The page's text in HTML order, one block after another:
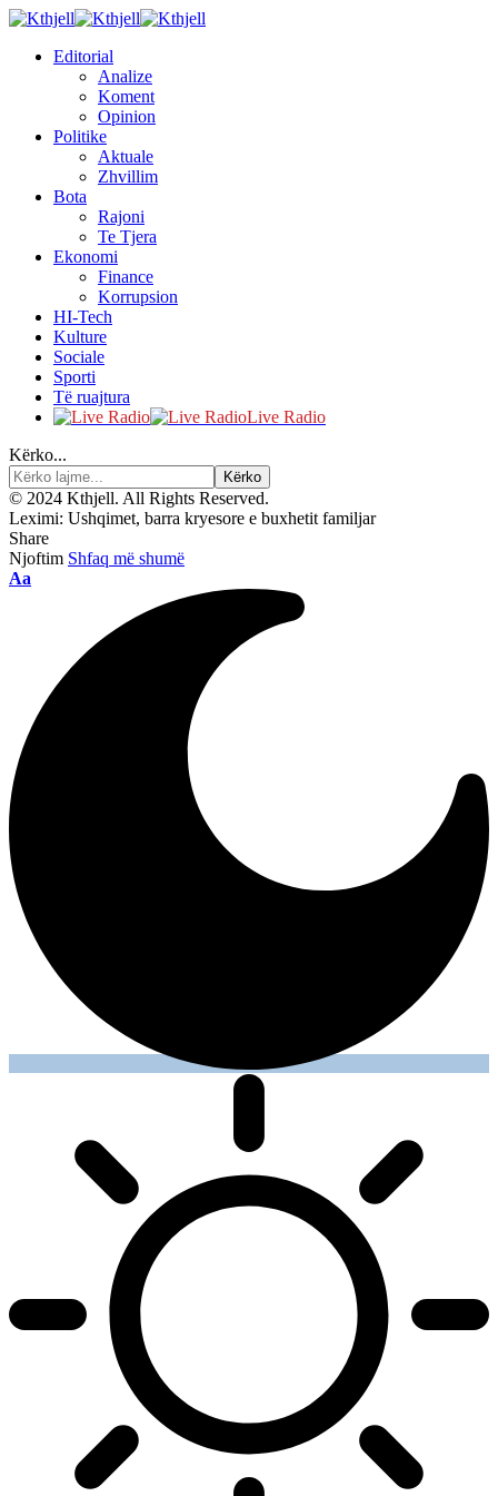
Editorial
Analize
Koment
Opinion
Politike
Aktuale
Zhvillim
Bota
Rajoni
Te Tjera
Ekonomi
Finance
Korrupsion
HI-Tech
Kulture
Sociale
Sporti
Të ruajtura
Live Radio
Kërko...
© 2024 Kthjell. All Rights Reserved.
Leximi: Ushqimet, barra kryesore e buxhetit familjar
Share
Njoftim Shfaq më shumë
Aa